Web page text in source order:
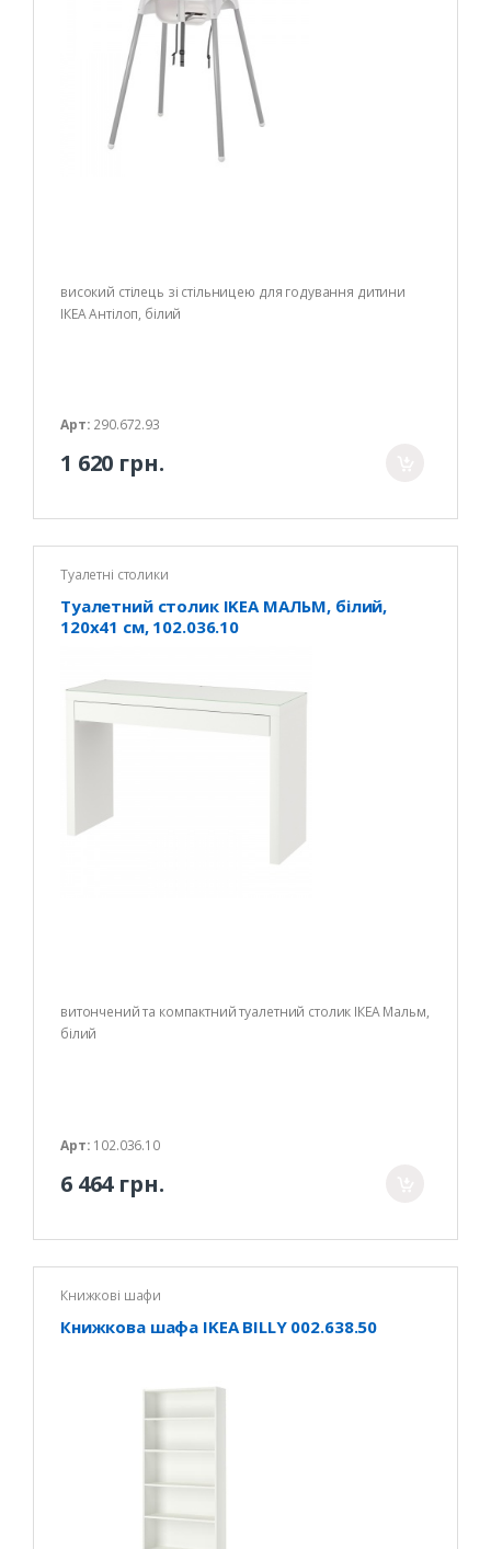
високий стілець зі стільницею для годування дитини
ІКЕА Антілоп, білий
Арт: 290.672.93
1 620 грн.
Туалетні столики
Туалетний столик IKEA МАЛЬМ, білий,
120x41 см, 102.036.10
витончений та компактний туалетний столик ІКЕА Мальм,
білий
Арт: 102.036.10
6 464 грн.
Книжкові шафи
Книжкова шафа IKEA BILLY 002.638.50